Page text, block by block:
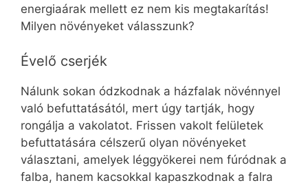
energiaárak mellett ez nem kis megtakarítás!
Milyen növényeket válasszunk?
Évelő cserjék
Nálunk sokan ódzkodnak a házfalak növénnyel
való befuttatásától, mert úgy tartják, hogy
rongálja a vakolatot. Frissen vakolt felületek
befuttatására célszerű olyan növényeket
választani, amelyek léggyökerei nem fúródnak a
falba, hanem kacsokkal kapaszkodnak a falra